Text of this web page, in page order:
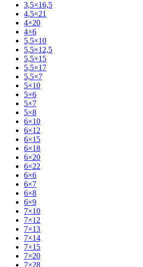
3,5×16,5
4,5×21
4×20
4×6
5,5×10
5,5×12,5
5,5×15
5,5×17
5,5×7
5×10
5×6
5×7
5×8
6×10
6×12
6×15
6×18
6×20
6×22
6×6
6×7
6×8
6×9
7×10
7×12
7×13
7×14
7×15
7×20
7×28